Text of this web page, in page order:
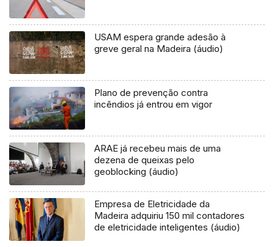
USAM espera grande adesão à
greve geral na Madeira (áudio)
Plano de prevenção contra
incêndios já entrou em vigor
ARAE já recebeu mais de uma
dezena de queixas pelo
geoblocking (áudio)
Empresa de Eletricidade da
Madeira adquiriu 150 mil contadores
de eletricidade inteligentes (áudio)